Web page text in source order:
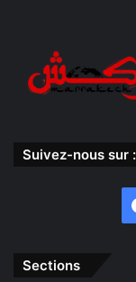
Suivez-nous sur :
Sections